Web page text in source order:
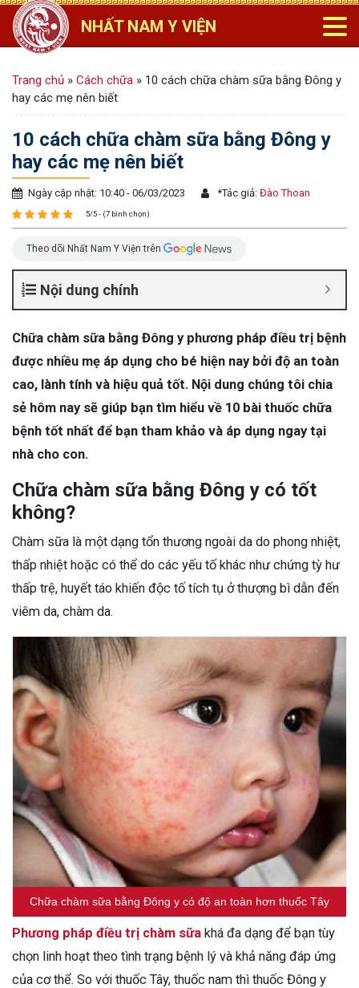
NHẤT NAM Y VIỆN
Trang chủ » Cách chữa » 10 cách chữa chàm sữa bằng Đông y
hay các mẹ nên biết
10 cách chữa chàm sữa bằng Đông y
hay các mẹ nên biết
Ngày cập nhật: 10:40 - 06/03/2023 *Tác giả: Đào Thoan
5/5 - (7 bình chọn)
Theo dõi Nhất Nam Y Viện trên
Nội dung chính
Chữa chàm sữa bằng Đông y phương pháp điều trị bệnh
được nhiều mẹ áp dụng cho bé hiện nay bởi độ an toàn
cao, lành tính và hiệu quả tốt. Nội dung chúng tôi chia
sẻ hôm nay sẽ giúp bạn tìm hiểu về 10 bài thuốc chữa
bệnh tốt nhất để bạn tham khảo và áp dụng ngay tại
nhà cho con.
Chữa chàm sữa bằng Đông y có tốt
không?
Chàm sữa là một dạng tổn thương ngoài da do phong nhiệt,
thấp nhiệt hoặc có thể do các yếu tố khác như chứng tỳ hư
thấp trệ, huyết táo khiến độc tố tích tụ ở thượng bì dẫn đến
viêm da, chàm da.
Chữa chàm sữa bằng Đông y có độ an toàn hơn thuốc Tây
Phương pháp điều trị chàm sữa khá đa dạng để bạn tùy
chọn linh hoạt theo tình trạng bệnh lý và khả năng đáp ứng
của cơ thể. So với thuốc Tây, thuốc nam thì thuốc Đông y